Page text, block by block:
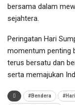
bersama dalam
sejahtera.
Peringatan Hari
momentum penting
terus bersatu dan
serta memajukan
#Bendera